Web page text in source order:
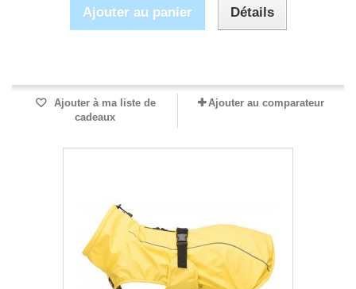
Ajouter au panier Détails
Ajouter à ma liste de
cadeaux
Ajouter au comparateur